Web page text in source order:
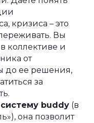
кризиса – это
Вы
коллективе и
от
до ее решения,
за
buddy (в
она позволит